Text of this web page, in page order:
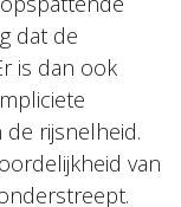
dat de
is dan ook
rijsnelheid.
van